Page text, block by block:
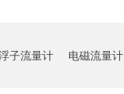
子流量计 电磁流量计